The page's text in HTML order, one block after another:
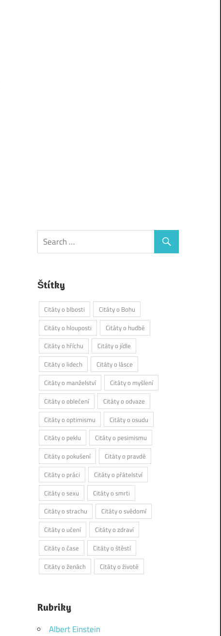
Štítky
Citáty o blbosti
Citáty o Bohu
Citáty o hlouposti
Citáty o hudbě
Citáty o hříchu
Citáty o jídle
Citáty o lidech
Citáty o lásce
Citáty o manželství
Citáty o myšlení
Citáty o oblečení
Citáty o odvaze
Citáty o optimismu
Citáty o osudu
Citáty o peklu
Citáty o pesimismu
Citáty o pokušení
Citáty o pravdě
Citáty o práci
Citáty o přátelství
Citáty o sexu
Citáty o smrti
Citáty o strachu
Citáty o svědomí
Citáty o učení
Citáty o zdraví
Citáty o čase
Citáty o štěstí
Citáty o ženách
Citáty o životě
Rubriky
Albert Einstein